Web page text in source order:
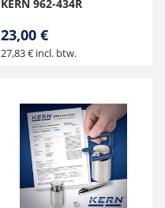
KERN 962-434R
23,00 €
27,83 € incl. btw.